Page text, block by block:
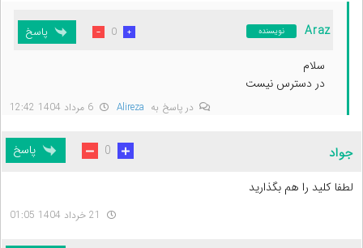
Araz نویسنده
در پاسخ به Alireza
سلام
در دسترس نیست
0 پاسخ
جواد
لطفا کلید را هم بگذارید
0 پاسخ